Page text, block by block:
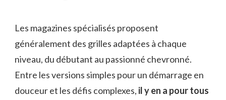
Les magazines spécialisés proposent
généralement des grilles adaptées à chaque
niveau, du débutant au passionné chevronné.
Entre les versions simples pour un démarrage en
douceur et les défis complexes, il y en a pour tous